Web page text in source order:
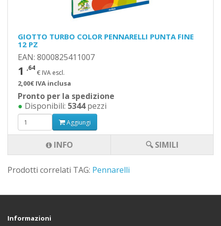
GIOTTO TURBO COLOR PENNARELLI PUNTA FINE
12 PZ
EAN: 8000825411007
1 ,64
€ IVA escl.
2,00€ IVA inclusa
Pronto per la spedizione
● Disponibili: 5344pezzi
Aggiungi
INFO 🔍 SIMILI
Prodotti correlati TAG: Pennarelli
Informazioni